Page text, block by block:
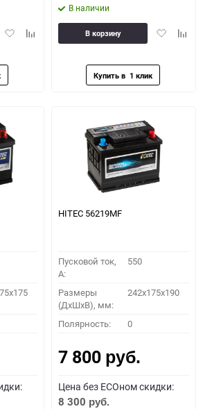
ДобавитьДобавить
В наличии
Добавить
В корзину
HITEC 56219MF
Пусковой ток,
A:
550
Размеры
(ДхШхВ), мм:
242x175x190
Полярность: 0
7 800 руб.
Цена без ECOном скидки:
8 300 руб.